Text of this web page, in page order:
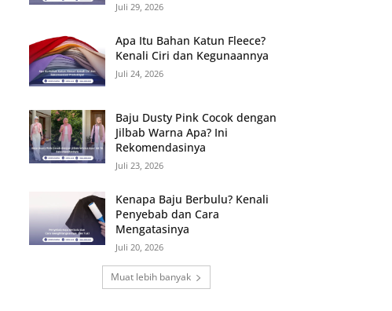
Juli 29, 2026
Apa Itu Bahan Katun Fleece?
Kenali Ciri dan Kegunaannya
Juli 24, 2026
Baju Dusty Pink Cocok dengan
Jilbab Warna Apa? Ini
Rekomendasinya
Juli 23, 2026
Kenapa Baju Berbulu? Kenali
Penyebab dan Cara
Mengatasinya
Juli 20, 2026
Muat lebih banyak